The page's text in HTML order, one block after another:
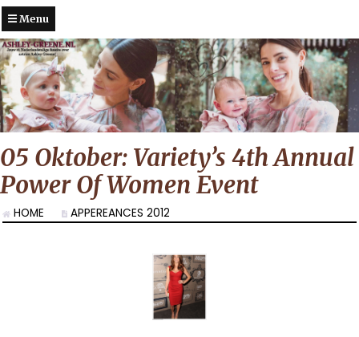
Menu
05 Oktober: Variety’s 4th Annual
Power Of Women Event
HOME APPEREANCES 2012